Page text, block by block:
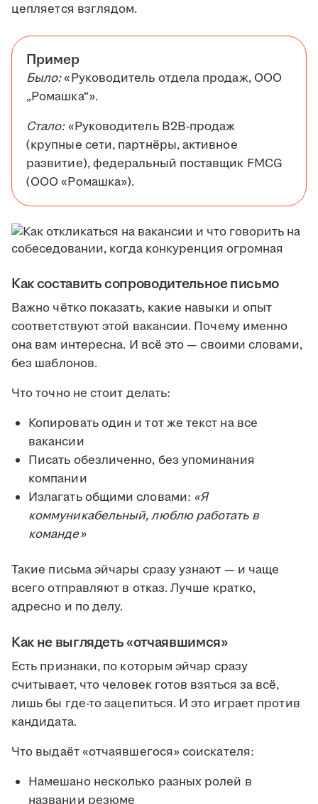
цепляется взглядом.
Пример
Было:«Руководитель отдела продаж, ООО
„Ромашка“».
Стало:«Руководитель B2B-продаж
(крупные сети, партнёры, активное
развитие), федеральный поставщик FMCG
(ООО «Ромашка»).
Как составить сопроводительное письмо
Важно чётко показать, какие навыки и опыт
соответствуют этой вакансии. Почему именно
она вам интересна. И всё это — своими словами,
без шаблонов.
Что точно не стоит делать:
Копировать один и тот же текст на все
вакансии
Писать обезличенно, без упоминания
компании
Излагать общими словами: «Я
коммуникабельный, люблю работать в
команде»
Такие письма эйчары сразу узнают — и чаще
всего отправляют в отказ. Лучше кратко,
адресно и по делу.
Как не выглядеть «отчаявшимся»
Есть признаки, по которым эйчар сразу
считывает, что человек готов взяться за всё,
лишь бы где-то зацепиться. И это играет против
кандидата.
Что выдаёт «отчаявшегося» соискателя:
Намешано несколько разных ролей в
названии резюме